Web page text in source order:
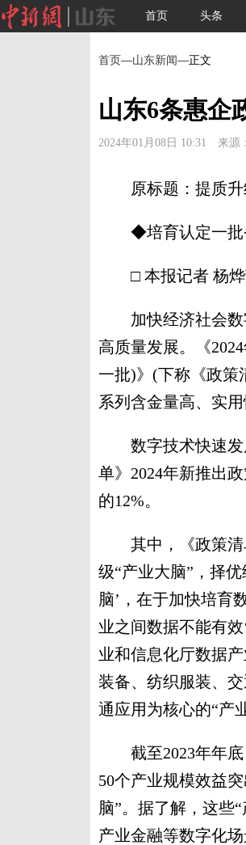
首页 头条
首页—山东新闻—正文
山东6条惠企
2024年01月08日 10:31 来源
原标题：提质升
◆培育认定一批省
□ 本报记者 杨烨
加快经济社会数
高质量发展。《
一批)》(下称《政策
系列含金量高、实
数字技术快速发
单》2024年新推出
的12%。
其中，《政策清
级“产业大脑”，择
脑’，在于加快培育
业之间数据不能有
业和信息化厅数据
装备、纺织服装、
通应用为核心的“产
截至2023年年底
50个产业规模效益
脑”。据了解，这些
产业金融等数字化